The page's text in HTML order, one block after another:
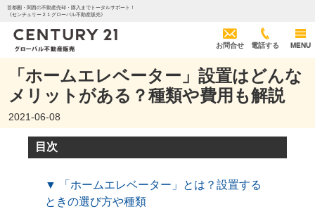
首都圏・関西の不動産売却・購入までトータルサポート！
《センチュリー２１グローバル不動産販売》
お問合せ 電話する MENU
「ホームエレベーター」設置はどんな
メリットがある？種類や費用も解説
2021-06-08
目次
▼ 「ホームエレベーター」とは？設置する
ときの選び方や種類